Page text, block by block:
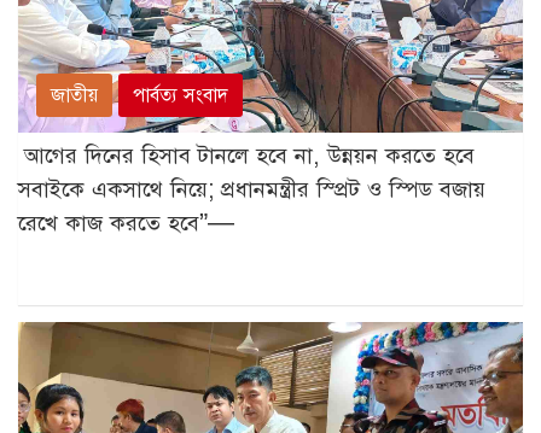
জাতীয় পার্বত্য সংবাদ
আগের দিনের হিসাব টানলে হবে না, উন্নয়ন করতে হবে
সবাইকে একসাথে নিয়ে; প্রধানমন্ত্রীর স্প্রিট ও স্পিড বজায়
রেখে কাজ করতে হবে”—